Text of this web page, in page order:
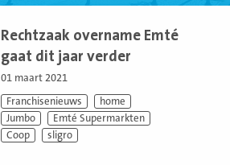
Rechtzaak overname Emté
gaat dit jaar verder
01 maart 2021
Franchisenieuws
home
Jumbo
Emté Supermarkten
Coop
sligro